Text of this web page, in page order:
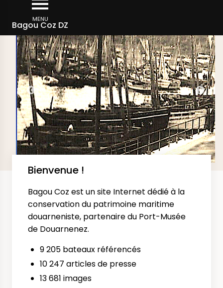
contenu
principal
MENU
Bagou Coz DZ
Bienvenue !
Bagou Coz est un site Internet dédié à la
conservation du patrimoine maritime
douarneniste, partenaire du Port-Musée
de Douarnenez.
9 205 bateaux référencés
10 247 articles de presse
13 681 images